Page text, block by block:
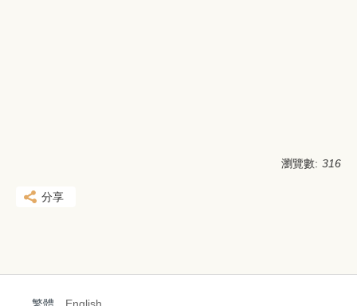
瀏覽數: 316
分享